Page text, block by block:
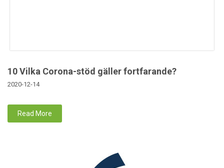
10 Vilka Corona-stöd gäller fortfarande?
2020-12-14
Read More